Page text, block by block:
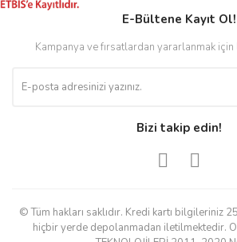
E-Bültene Kayıt Ol!
Kampanya ve fırsatlardan yararlanmak için
Bizi takip edin!
© Tüm hakları saklıdır. Kredi kartı bilgileriniz
hiçbir yerde depolanmadan iletilmektedir.